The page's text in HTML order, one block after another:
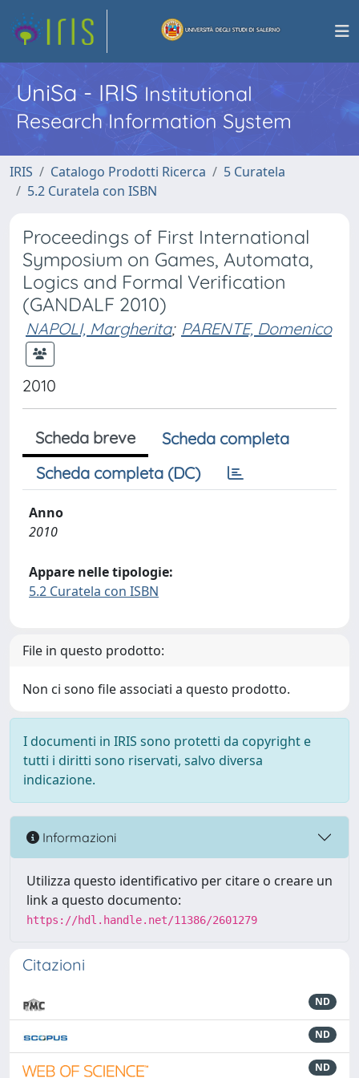
UniSa - IRISInstitutional
Research Information System
IRIS Catalogo Prodotti Ricerca
5 Curatela
5.2 Curatela con ISBN
Proceedings of First International
Symposium on Games, Automata,
Logics and Formal Verification
(GANDALF 2010)
NAPOLI, Margherita; PARENTE, Domenico
2010
Scheda breve
Scheda completa
Scheda completa (DC)
Anno
2010
Appare nelle tipologie:
5.2 Curatela con ISBN
File in questo prodotto:
Non ci sono file associati a questo prodotto.
I documenti in IRIS sono protetti da copyright e
tutti i diritti sono riservati, salvo diversa
indicazione.
Informazioni
Utilizza questo identificativo per citare o creare un
link a questo documento:
https://hdl.handle.net/11386/2601279
Citazioni
ND
ND
ND